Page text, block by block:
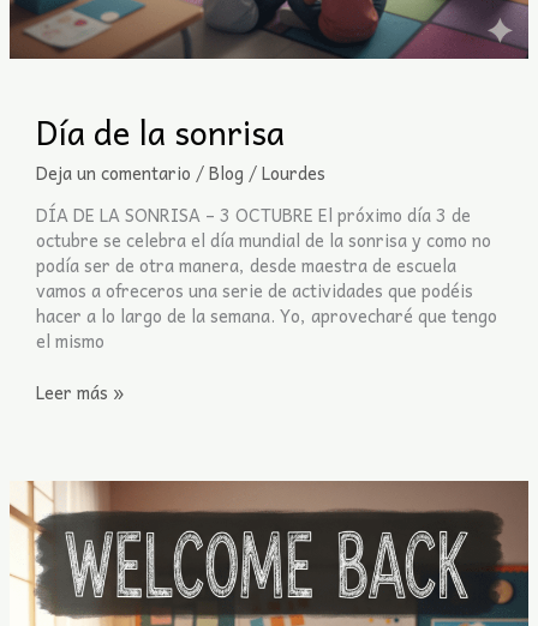
Día de la sonrisa
Deja un comentario /Blog /Lourdes
DÍA DE LA SONRISA – 3 OCTUBRE El próximo día 3 de
octubre se celebra el día mundial de la sonrisa y como no
podía ser de otra manera, desde maestra de escuela
vamos a ofreceros una serie de actividades que podéis
hacer a lo largo de la semana. Yo, aprovecharé que tengo
el mismo
Leer más »
Welcome
back